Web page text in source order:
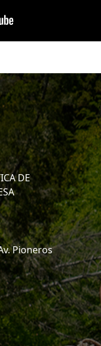
DE
Pioneros